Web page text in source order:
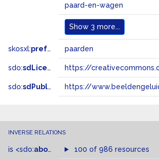
paard-en-wagen
Show 3 more...
skosxl:prefLabel paarden
sdo:sdLicense
sdo:sdPublisher https://
INVERSE RELATIONS
is <sdo:about of 100 of 986 resources